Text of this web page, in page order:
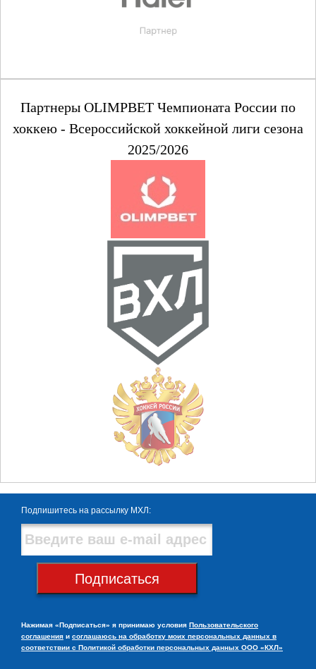
Партнеры OLIMPBET Чемпионата России по
хоккею - Всероссийской хоккейной лиги сезона
2025/2026
Подпишитесь на рассылку МХЛ:
Подписаться
Нажимая «Подписаться» я принимаю условия Пользовательского
соглашения и соглашаюсь на обработку моих персональных данных в
соответствии с Политикой обработки персональных данных ООО «КХЛ»